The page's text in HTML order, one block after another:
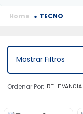
6 lavarropas
8. caldera
3000
TECNO
RELEVANCIA